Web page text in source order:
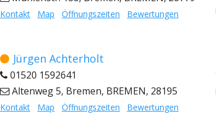
Kontakt Map Öffnungszeiten Bewertungen
Jürgen Achterholt
01520 1592641
Altenweg 5, Bremen, BREMEN, 28195
Kontakt Map Öffnungszeiten Bewertungen